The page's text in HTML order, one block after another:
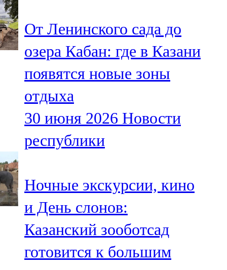
Чүпрәле
91,0 FM
Шәмәрдән
102,3 FM
Яңа чишмә
107,0 FM
105,5 FM
От Ленинского сада до
озера Кабан: где в Казани
появятся новые зоны
отдыха
30 июня 2026 Новости
республики
Ночные экскурсии, кино
и День слонов:
Казанский зооботсад
готовится к большим